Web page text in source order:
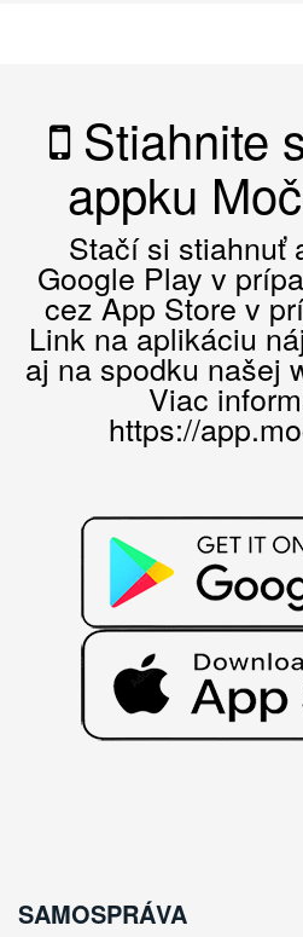
Stiahnite
appku
Stačí si stiahnuť
Google Play v
cez App Store v
Link na aplikáciu
aj na spodku našej
Viac
https://
SAMOSPRÁVA